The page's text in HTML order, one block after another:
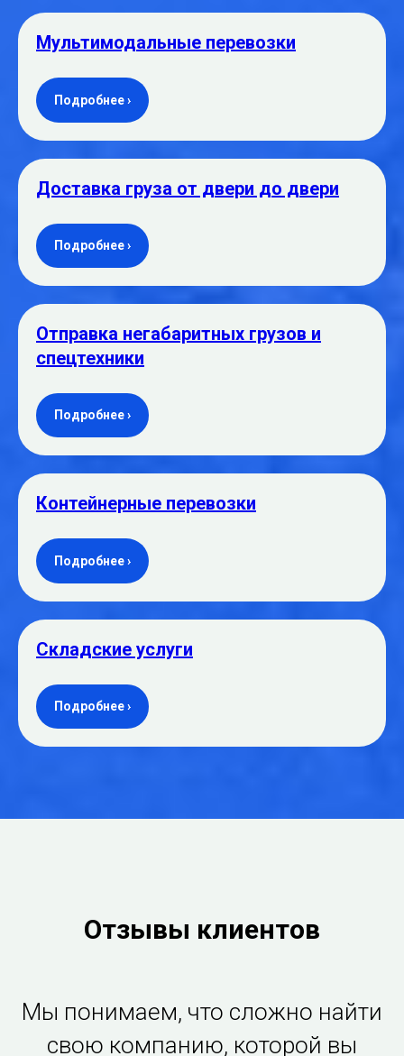
Мультимодальные перевозки
Подробнее ›
Доставка груза от двери до двери
Подробнее ›
Отправка негабаритных грузов и
спецтехники
Подробнее ›
Контейнерные перевозки
Подробнее ›
Складские услуги
Подробнее ›
Отзывы клиентов
Мы понимаем, что сложно найти
свою компанию, которой вы